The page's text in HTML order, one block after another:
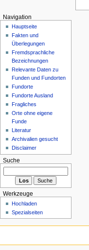
Navigation
Hauptseite
Fakten und
Überlegungen
Fremdsprachliche
Bezeichnungen
Relevante Daten zu
Funden und Fundorten
Fundorte
Fundorte Ausland
Fragliches
Orte ohne eigene
Funde
Literatur
Archivalien gesucht
Disclaimer
Suche
Werkzeuge
Hochladen
Spezialseiten